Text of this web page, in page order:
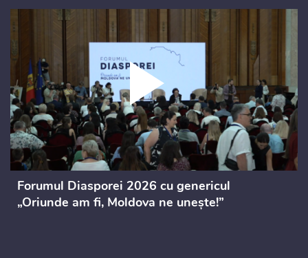
Forumul Diasporei 2026 cu genericul
„Oriunde am fi, Moldova ne unește!”